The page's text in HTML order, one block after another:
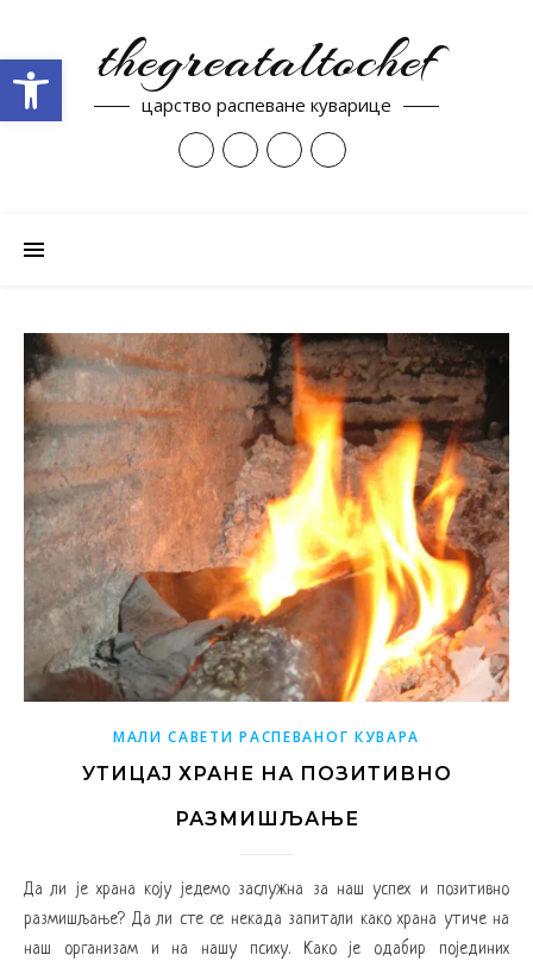
thegreataltochef
царство распеване куварице
МАЛИ САВЕТИ РАСПЕВАНОГ КУВАРА
УТИЦАЈ ХРАНЕ НА ПОЗИТИВНО
РАЗМИШЉАЊЕ
Да ли је храна коју једемо заслужна за наш успех и позитивно
размишљање? Да ли сте се некада запитали како храна утиче на
наш организам и на нашу психу. Како је одабир појединих
Open toolbar